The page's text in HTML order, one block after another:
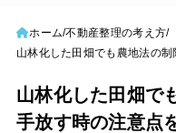
ホーム 不動産整理の考え方
山林化した田畑でも農地法の
山林化した田畑で
手放す時の注意点